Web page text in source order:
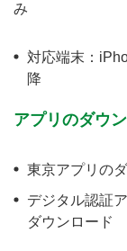
み
対応端末：
降
アプリのダウ
東京アプリの
デジタル認証
ダウンロード